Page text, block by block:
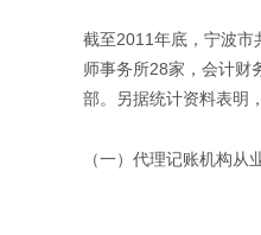
截至2011年底，宁波市
师事务所28家，会计财
部。另据统计资料表明
（一）代理记账机构从